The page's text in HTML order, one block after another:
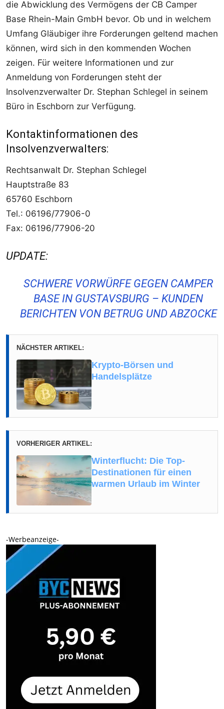
die Abwicklung des Vermögens der CB Camper
Base Rhein-Main GmbH bevor. Ob und in welchem
Umfang Gläubiger ihre Forderungen geltend machen
können, wird sich in den kommenden Wochen
zeigen. Für weitere Informationen und zur
Anmeldung von Forderungen steht der
Insolvenzverwalter Dr. Stephan Schlegel in seinem
Büro in Eschborn zur Verfügung.
Kontaktinformationen des
Insolvenzverwalters:
Rechtsanwalt Dr. Stephan Schlegel
Hauptstraße 83
65760 Eschborn
Tel.: 06196/77906-0
Fax: 06196/77906-20
UPDATE:
SCHWERE VORWÜRFE GEGEN CAMPER
BASE IN GUSTAVSBURG – KUNDEN
BERICHTEN VON BETRUG UND ABZOCKE
NÄCHSTER ARTIKEL:
Krypto-Börsen und
Handelsplätze
VORHERIGER ARTIKEL:
Winterflucht: Die Top-
Destinationen für einen
warmen Urlaub im Winter
-Werbeanzeige-